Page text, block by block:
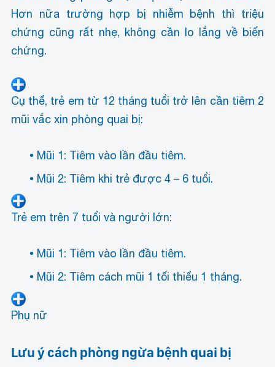
Hơn nữa trường hợp bị nhiễm bệnh thì triệu
chứng cũng rất nhẹ, không cần lo lắng về biến
chứng.
Cụ thể, trẻ em từ 12 tháng tuổi trở lên cần tiêm 2
mũi vắc xin phòng quai bị:
Mũi 1: Tiêm vào lần đầu tiêm.
Mũi 2: Tiêm khi trẻ được 4 – 6 tuổi.
Trẻ em trên 7 tuổi và người lớn:
Mũi 1: Tiêm vào lần đầu tiêm.
Mũi 2: Tiêm cách mũi 1 tối thiểu 1 tháng.
Phụ nữ
Lưu ý cách phòng ngừa bệnh quai bị